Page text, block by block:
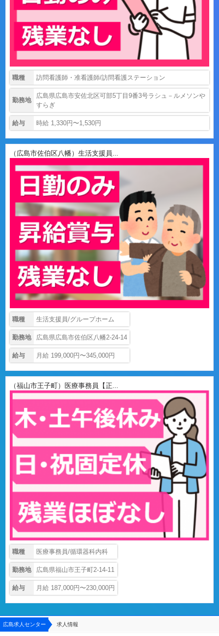
職種 訪問看護師・准看護師/訪問看護ステーション
勤務地
広島県広島市安佐北区可部5丁目9番3号ラシュ－ルメソンや
すらぎ
給与 時給 1,330円〜1,530円
（広島市佐伯区八幡）生活支援員...
職種 生活支援員/グループホーム
勤務地 広島県広島市佐伯区八幡2-24-14
給与 月給 199,000円〜345,000円
（福山市王子町）医療事務員【正...
職種 医療事務員/循環器科内科
勤務地 広島県福山市王子町2-14-11
給与 月給 187,000円〜230,000円
広島求人センター 求人情報